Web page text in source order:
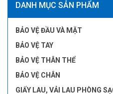
DANH MỤC SẢN PHẨM
BẢO VỆ ĐẦU VÀ MẶT
BẢO VỆ TAY
BẢO VỆ THÂN THỂ
BẢO VỆ CHÂN
GIẤY LAU, VẢI LAU PHÒNG